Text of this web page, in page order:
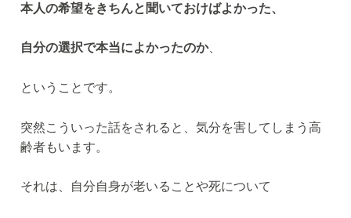
本人の希望をきちんと聞いておけばよかった、
自分の選択で本当によかったのか、
ということです。
突然こういった話をされると、気分を害してしまう高
齢者もいます。
それは、自分自身が老いることや死について